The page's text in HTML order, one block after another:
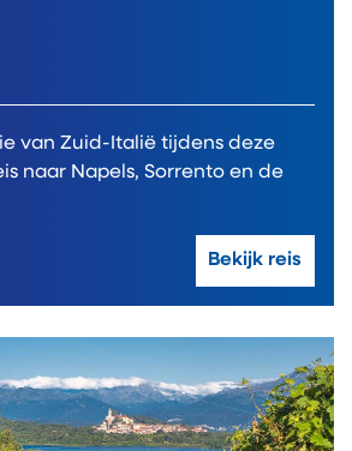
van Zuid-Italië tijdens deze
naar Napels, Sorrento en de
Bekijk reis